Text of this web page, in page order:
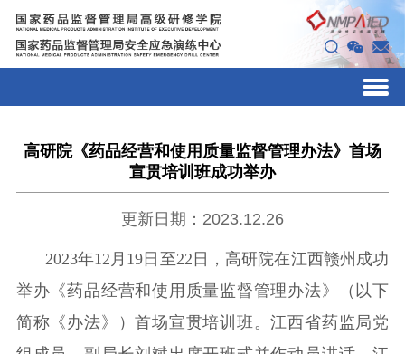
高研院《药品经营和使用质量监督管理办法》首场
宣贯培训班成功举办
更新日期：2023.12.26
2023年12 月 19 日 至22 日， 高研院在江西赣州成功
举办《药品经营和使用质量监督管理办法》（以下
简称《办法》）首场宣贯培训班。江西省药监局党